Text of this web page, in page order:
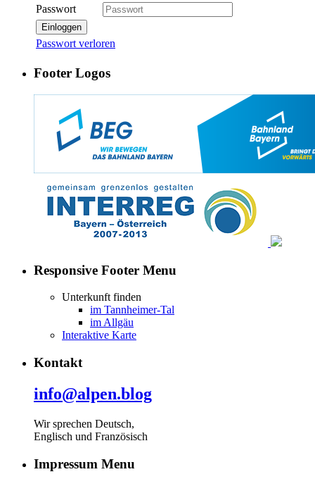
Passwort
Einloggen
Passwort verloren
Footer Logos
Responsive Footer Menu
Unterkunft finden
im Tannheimer-Tal
im Allgäu
Interaktive Karte
Kontakt
info@alpen.blog
Wir sprechen Deutsch,
Englisch und Französisch
Impressum Menu